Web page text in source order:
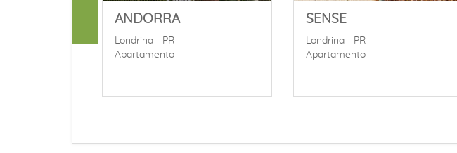
ANDORRA
Londrina - PR
Apartamento
SENSE
Londrina - PR
Apartamento